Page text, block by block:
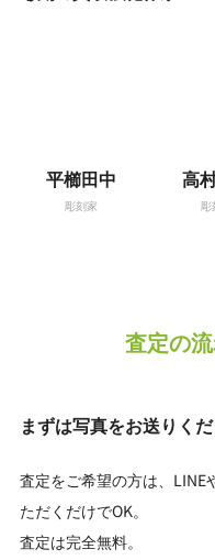
平櫛田中
彫刻家
高
彫
査定の
まずは写真をお送りく
査定をご希望の方は、LINE
ただくだけでOK。
査定は完全無料。